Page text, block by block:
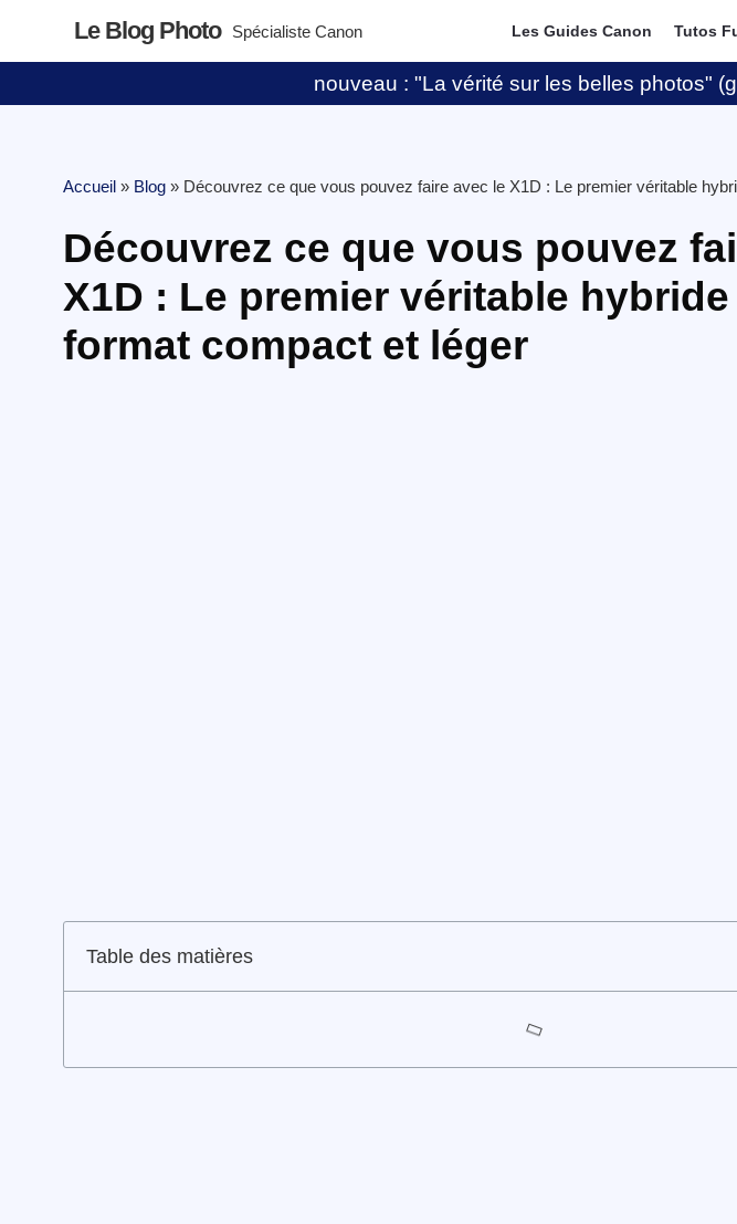
Le Blog Photo Spécialiste Canon Les Guides Canon Tutos
nouveau : "La vérité sur les belles photos"
Accueil » Blog » Découvrez ce que vous pouvez faire avec le X1D : Le premier véritable
Découvrez ce que vous pouvez
X1D : Le premier véritable
format compact et léger
Table des matières